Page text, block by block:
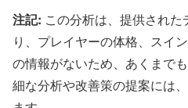
注記: この分析は、 提供された
り 、 プレイヤーの体格、 スイ ン
の情報がないため、 あ く ま でも
細な分析や改善策の提案には、